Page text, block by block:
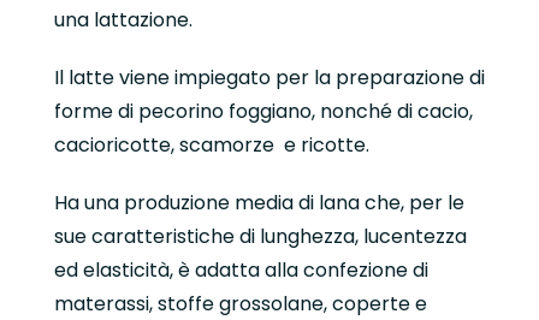
una lattazione.
Il latte viene impiegato per la preparazione di
forme di pecorino foggiano, nonché di cacio,
cacioricotte, scamorze e ricotte.
Ha una produzione media di lana che, per le
sue caratteristiche di lunghezza, lucentezza
ed elasticità, è adatta alla confezione di
materassi, stoffe grossolane, coperte e